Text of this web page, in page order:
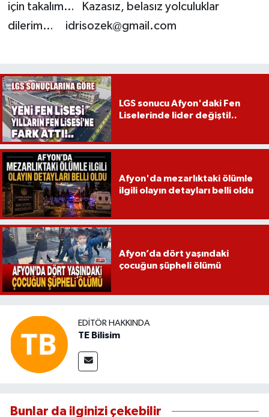
için takalım… Kazasız, belasız yolculuklar
dilerim… idrisozek@gmail.com
LGS sonucu Afyon'daki Fen
Liselerinde lider değişti!..
Afyon'da mezarlıktaki ölümle
ilgili olayın detayları belli oldu
Afyon’da dört yaşındaki
çocuğun şüpheli ölümü
EDITÖR HAKKINDA
TE Bilisim
Bunlar da ilginizi çekebilir